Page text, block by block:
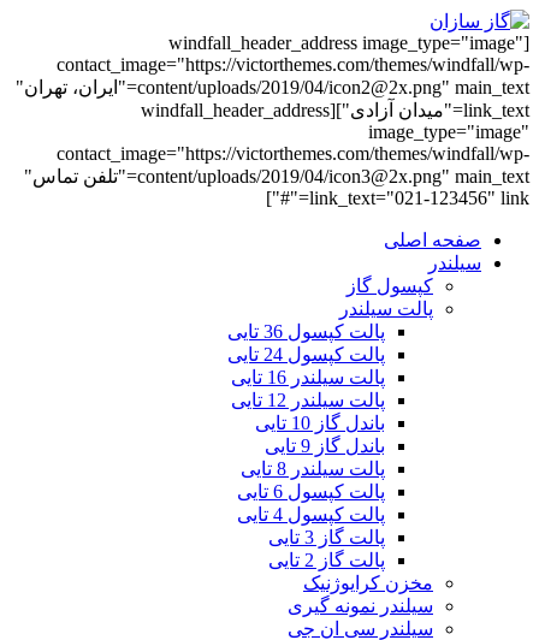
[windfall_header_address image_type="image"
contact_image="https://victorthemes.com/themes/windfall/wp-
content/uploads/2019/04/icon2@2x.png" main_text="ایران، تهران"
link_text="میدان آزادی"][windfall_header_address
image_type="image"
contact_image="https://victorthemes.com/themes/windfall/wp-
content/uploads/2019/04/icon3@2x.png" main_text="تلفن تماس"
link_text="021-123456" link="#"]
صفحه اصلی
سیلندر
کپسول گاز
پالت سیلندر
پالت کپسول 36 تایی
پالت کپسول 24 تایی
پالت سیلندر 16 تایی
پالت سیلندر 12 تایی
باندل گاز 10 تایی
باندل گاز 9 تایی
پالت سیلندر 8 تایی
پالت کپسول 6 تایی
پالت کپسول 4 تایی
پالت گاز 3 تایی
پالت گاز 2 تایی
مخزن کرایوژنیک
سیلندر نمونه گیری
سیلندر سی ان جی